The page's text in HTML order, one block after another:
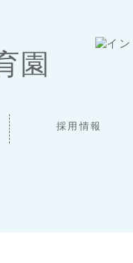
採用情報